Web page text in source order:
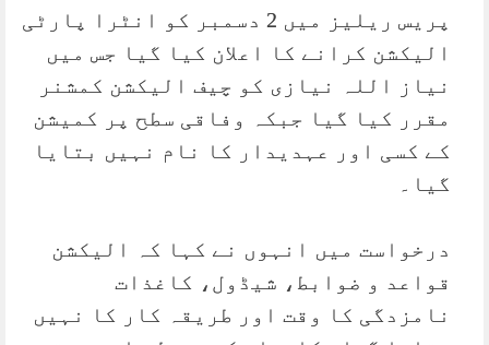
پریس ریلیز میں 2 دسمبر کو انٹرا پارٹی
الیکشن کرانے کا اعلان کیا گیا جس میں
نیاز اللہ نیازی کو چیف الیکشن کمشنر
مقرر کیا گیا جبکہ وفاقی سطح پر کمیشن
کے کسی اور عہدیدار کا نام نہیں بتایا
گیا۔
درخواست میں انہوں نے کہا کہ الیکشن
قواعد و ضوابط، شیڈول، کاغذات
نامزدگی کا وقت اور طریقہ کار کا نہیں